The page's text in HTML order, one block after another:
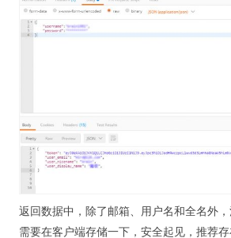
返回数据中，除了邮箱、用户名和全名外，
需要在客户端存储一下，安全起见，推荐